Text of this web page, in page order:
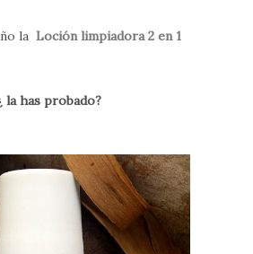
la Loción limpiadora 2 en 1
la has probado?